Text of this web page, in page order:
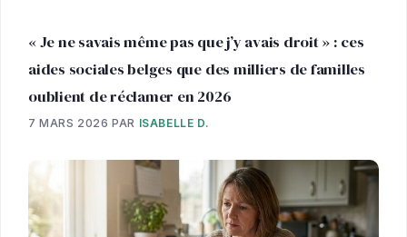
« Je ne savais même pas que j’y avais droit » : ces
aides sociales belges que des milliers de familles
oublient de réclamer en 2026
7 MARS 2026 PAR ISABELLE D.